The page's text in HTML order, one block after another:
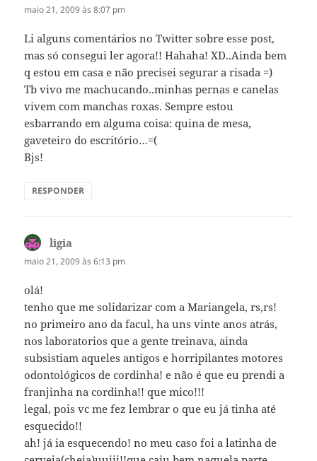
maio 21, 2009 às 8:07 pm
Li alguns comentários no Twitter sobre esse post,
mas só consegui ler agora!! Hahaha! XD..Ainda bem
q estou em casa e não precisei segurar a risada =)
Tb vivo me machucando..minhas pernas e canelas
vivem com manchas roxas. Sempre estou
esbarrando em alguma coisa: quina de mesa,
gaveteiro do escritório…=(
Bjs!
RESPONDER
ligia
maio 21, 2009 às 6:13 pm
olá!
tenho que me solidarizar com a Mariangela, rs,rs!
no primeiro ano da facul, ha uns vinte anos atrás,
nos laboratorios que a gente treinava, ainda
subsistiam aqueles antigos e horripilantes motores
odontológicos de cordinha! e não é que eu prendi a
franjinha na cordinha!! que mico!!!
legal, pois vc me fez lembrar o que eu já tinha até
esquecido!!
ah! já ia esquecendo! no meu caso foi a latinha de